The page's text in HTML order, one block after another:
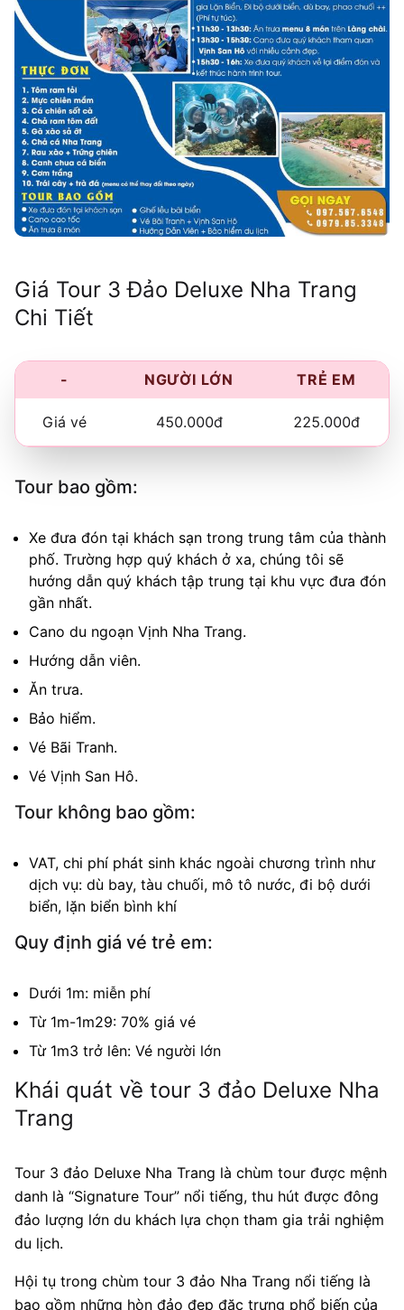
Giá Tour 3 Đảo Deluxe Nha Trang
Chi Tiết
- NGƯỜI LỚN TRẺ EM
Giá vé 450.000đ 225.000đ
Tour bao gồm:
Xe đưa đón tại khách sạn trong trung tâm của thành
phố. Trường hợp quý khách ở xa, chúng tôi sẽ
hướng dẫn quý khách tập trung tại khu vực đưa đón
gần nhất.
Cano du ngoạn Vịnh Nha Trang.
Hướng dẫn viên.
Ăn trưa.
Bảo hiểm.
Vé Bãi Tranh.
Vé Vịnh San Hô.
Tour không bao gồm:
VAT, chi phí phát sinh khác ngoài chương trình như
dịch vụ: dù bay, tàu chuối, mô tô nước, đi bộ dưới
biển, lặn biển bình khí
Quy định giá vé trẻ em:
Dưới 1m: miễn phí
Từ 1m-1m29: 70% giá vé
Từ 1m3 trở lên: Vé người lớn
Khái quát về tour 3 đảo Deluxe Nha
Trang
Tour 3 đảo Deluxe Nha Trang là chùm tour được mệnh
danh là “Signature Tour” nổi tiếng, thu hút được đông
đảo lượng lớn du khách lựa chọn tham gia trải nghiệm
du lịch.
Hội tụ trong chùm tour 3 đảo Nha Trang nổi tiếng là
bao gồm những hòn đảo đẹp đặc trưng phổ biến của